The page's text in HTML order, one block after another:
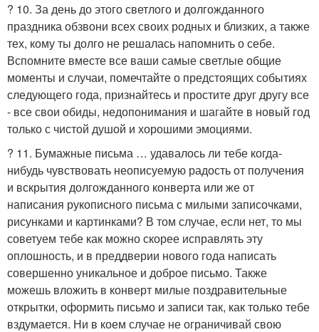
? 10. За день до этого светлого и долгожданного
праздника обзвони всех своих родных и близких, а также
тех, кому ты долго не решалась напомнить о себе.
Вспомните вместе все ваши самые светлые общие
моменты и случаи, помечтайте о предстоящих событиях
следующего года, признайтесь и простите друг другу все
- все свои обиды, недопонимания и шагайте в новый год
только с чистой душой и хорошими эмоциями.
? 11. Бумажные письма … удавалось ли тебе когда-
нибудь чувствовать неописуемую радость от получения
и вскрытия долгожданного конверта или же от
написания рукописного письма с милыми записочками,
рисунками и картинками? В том случае, если нет, то мы
советуем тебе как можно скорее исправлять эту
оплошность, и в преддверии нового года написать
совершенно уникальное и доброе письмо. Также
можешь вложить в конверт милые поздравительные
открытки, оформить письмо и записи так, как только тебе
вздумается. Ни в коем случае не ограничивай свою